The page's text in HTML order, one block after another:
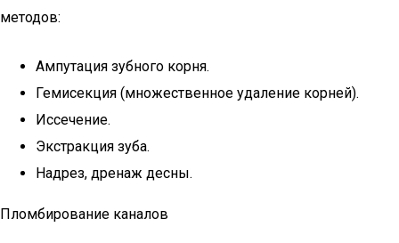
методов:
Ампутация зубного корня.
Гемисекция (множественное удаление корней).
Иссечение.
Экстракция зуба.
Надрез, дренаж десны.
Пломбирование каналов